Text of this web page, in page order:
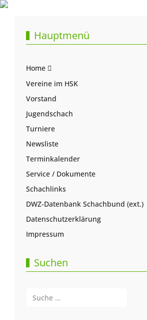
Hauptmenü
Home
Vereine im HSK
Vorstand
Jugendschach
Turniere
Newsliste
Terminkalender
Service / Dokumente
Schachlinks
DWZ-Datenbank Schachbund (ext.)
Datenschutzerklärung
Impressum
Suchen